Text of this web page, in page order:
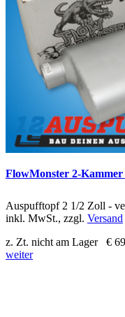
FlowMonster 2-
Auspufftopf 2 1/2 Zoll -
inkl. MwSt., zzgl. Versand
z. Zt. nicht am Lager
€
weiter